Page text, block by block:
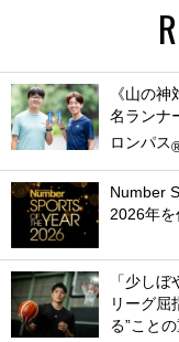
《山の
名ランナ
ロンパス
Number
2026年
「少し
リーグ屈
る”こと